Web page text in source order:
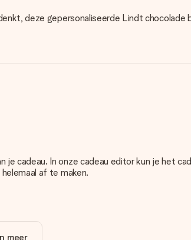
deze gepersonaliseerde Lindt chocolade
cadeau. In onze cadeau editor kun je het
af te maken.
meer